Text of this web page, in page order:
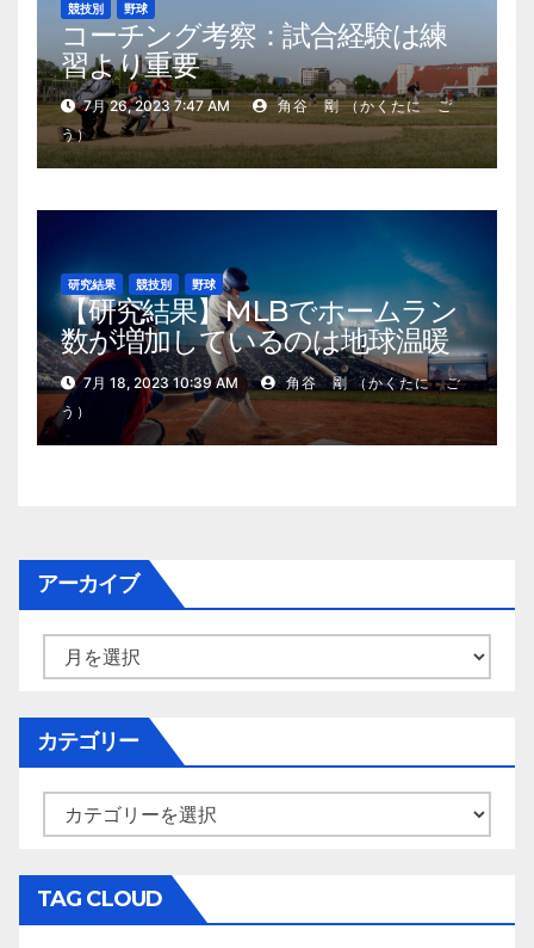
競技別 野球
コーチング考察：試合経験は練
習より重要
7月 26, 2023 7:47 AM
角谷 剛 （かくたに ご
う）
研究結果 競技別 野球
【研究結果】MLBでホームラン
数が増加しているのは地球温暖
化が原因？
7月 18, 2023 10:39 AM
角谷 剛 （かくたに ご
う）
アーカイブ
ー
イ
ブ
カテゴリー
テ
リ
ー
TAG CLOUD